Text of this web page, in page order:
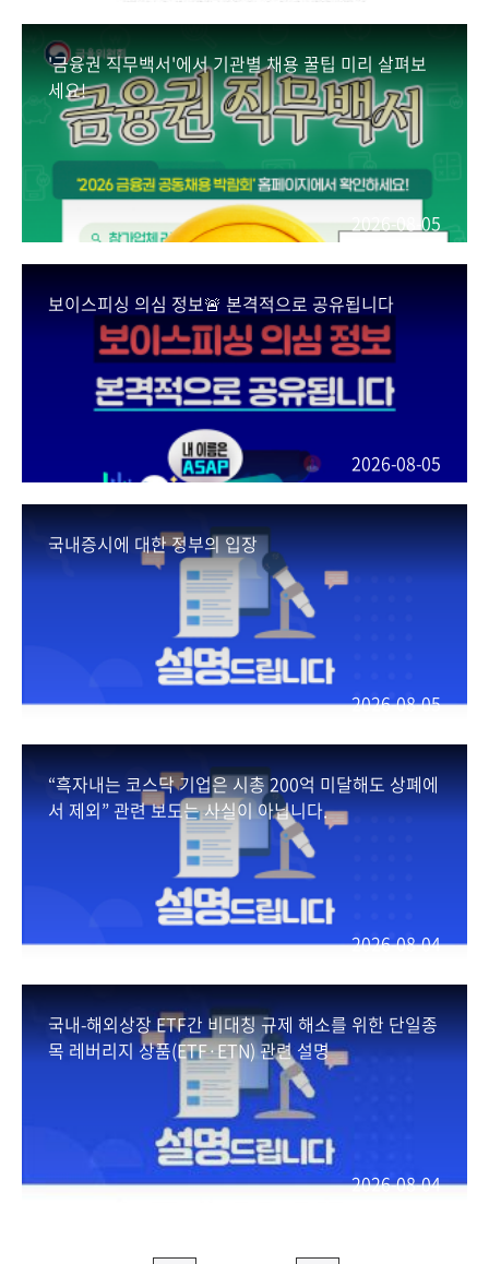
'금융권 직무백서'에서 기관별 채용 꿀팁 미리 살펴보
세요!
2026-08-05
보이스피싱 의심 정보🚨 본격적으로 공유됩니다
2026-08-05
국내증시에 대한 정부의 입장
2026-08-05
“흑자내는 코스닥 기업은 시총 200억 미달해도 상폐에
서 제외” 관련 보도는 사실이 아닙니다.
2026-08-04
국내-해외상장 ETF간 비대칭 규제 해소를 위한 단일종
목 레버리지 상품(ETF·ETN) 관련 설명
2026-08-04